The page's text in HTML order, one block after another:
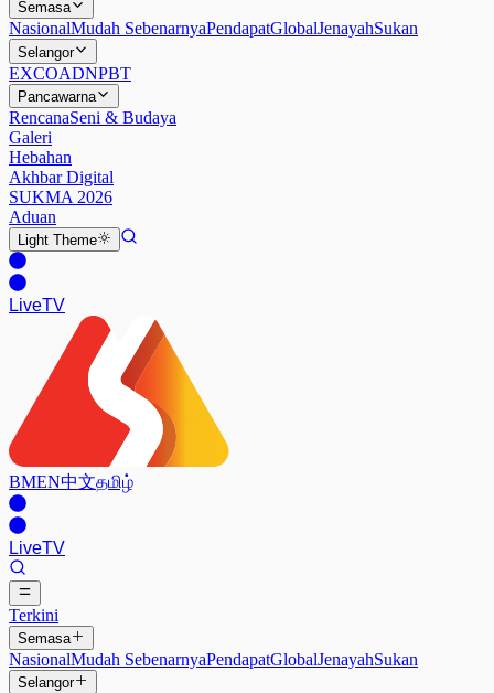
Semasa
NasionalMudah SebenarnyaPendapatGlobalJenayahSukan
Selangor
EXCOADNPBT
Pancawarna
RencanaSeni & Budaya
Galeri
Hebahan
Akhbar Digital
SUKMA 2026
Aduan
Light Theme
LiveTV
BMEN中文தமிழ்
LiveTV
Terkini
Semasa
NasionalMudah SebenarnyaPendapatGlobalJenayahSukan
Selangor